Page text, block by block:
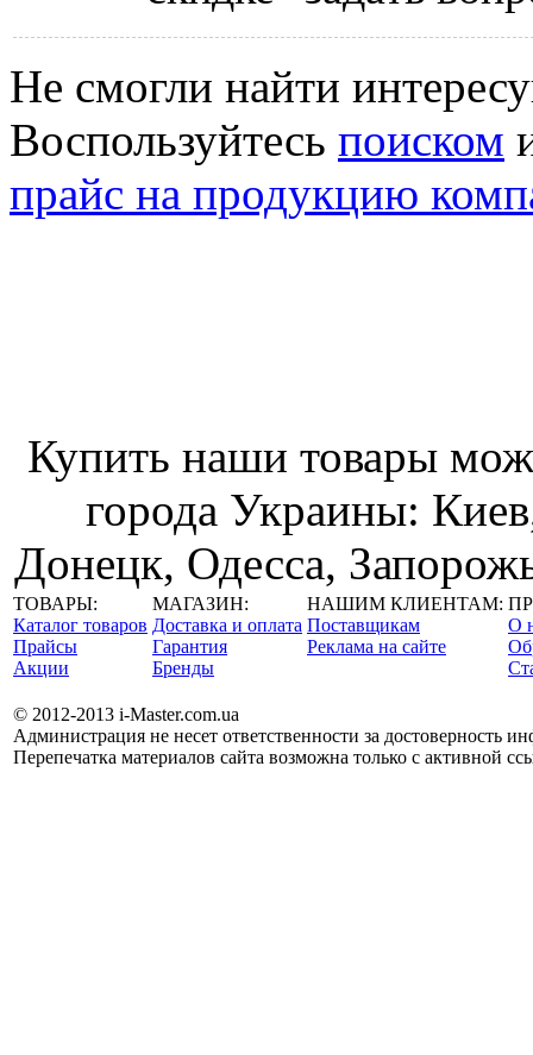
Не смогли найти
Воспользуйтесь поиском
прайс на продукцию
Купить наши товары
города Украины:
Донецк, Одесса,
ТОВАРЫ:
Каталог товаров
Прайсы
Акции
МАГАЗИН:
Доставка и оплата
Гарантия
Бренды
НАШИМ КЛИЕНТАМ:
Поставщикам
Реклама на сайте
О
© 2012-2013 i-Master.com.ua
Администрация не несет ответственности за достоверность
Перепечатка материалов сайта возможна только с активной